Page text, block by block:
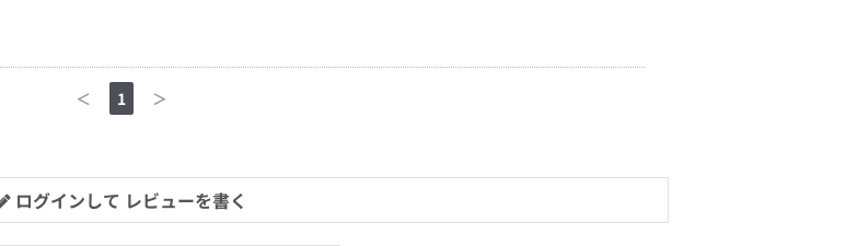
＜ 1 ＞
ログインして レビューを書く